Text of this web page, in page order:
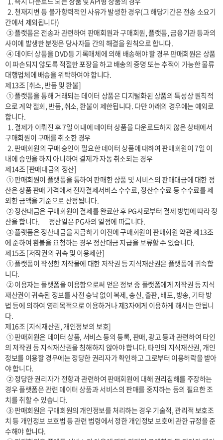
  2. 천재지변 등 불가항력적인 사유가 발생한 경우(그 해당기간은 전송 소요기
간에서 제외됩니다)
사이에 발생한 분쟁은 당사자들 간의 해결을 원칙으로 합니다.
이 파손되지 않도록 적절한 포장을 하고 배송의 증명 또는 추적이 가능한 물류
대행업체에 배송을 위탁하여야 합니다.
제13조 [취소, 반품 및 환불]
으로 계약 철회, 반품, 취소, 환불이 제한됩니다. 다만 아래의 경우에는 예외로
합니다.
구매회원이 구매를 취소한 경우
  2. 판매회원의 구매 승인이 필요한 데이터 상품에 대하여 판매회원이 7일 이
내에 승인을 하지 아니하여 결제가 자동 취소되는 경우
제14조 [판매대금의 정산]
산은 상품 판매 가격에서 전자결제서비스 수수료, 정산수수료 등 수수료를 제
외한 금액을 기준으로 산정됩니다.
산을 합니다.       정산일은 PG사의 일정에 따릅니다.
에 준하여 환불을 요청하는 경우 정산대금 지급을 보류할 수 있습니다.
제15조 [저작권의 귀속 및 이용제한]
니다.
재산권이 귀속된 정보를 사전 승낙 없이 복제, 송신, 출판, 배포, 방송, 기타 방
법 등에 의하여 영리목적으로 이용하거나 제3자에게 이용하게 해서는 안됩니
다.
제16조 [지식재산권, 개인정보의 보호]
의 저작권 등 지식재산권을 침해하지 않아야 합니다. 타인의 지식재산권, 개인
정보를 이용할 경우에는 정당한 권리자가 확인하고 그로부터 이용허락을 받아
야 합니다.
경우 플랫폼은 관련 데이터 상품과 서비스의 판매를 중지하는 등의 필요한 조
치를 취할 수 있습니다.
치 등 개인정보 보호법 등 관련 법령에서 정한 개인정보 보호에 관한 규정을 준
수해야 합니다.